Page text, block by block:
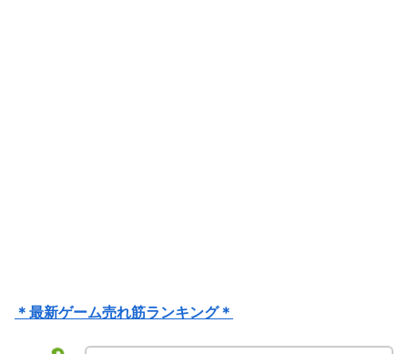
＊最新ゲーム売れ筋ランキング＊